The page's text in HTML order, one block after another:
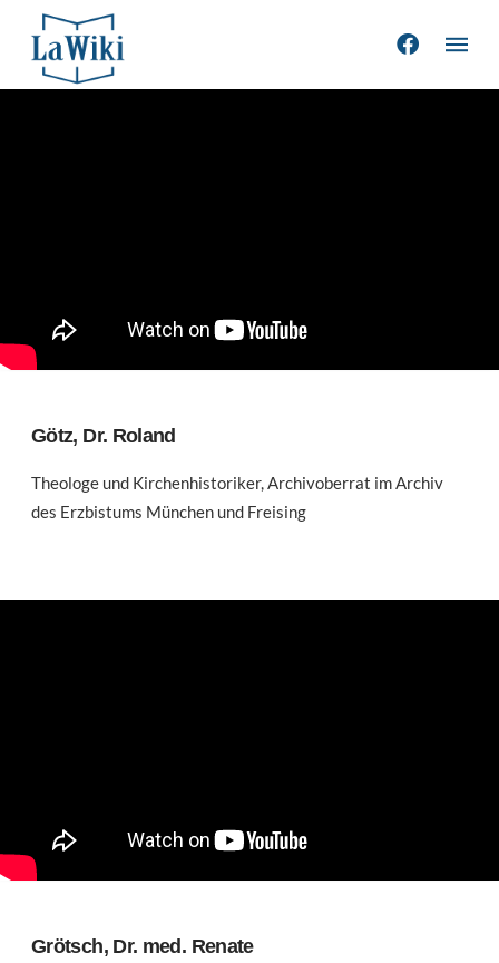
Götz, Dr. Roland
Theologe und Kirchenhistoriker, Archivoberrat im Archiv
des Erzbistums München und Freising
Grötsch, Dr. med. Renate